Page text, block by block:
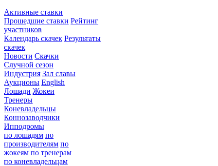
Активные ставки
Прошедшие ставки Рейтинг
участников
Календарь скачек Результаты
скачек
Новости Скачки
Случной сезон
Индустрия Зал славы
Аукционы English
Лошади Жокеи
Тренеры
Коневладельцы
Коннозаводчики
Ипподромы
по лошадям по
производителям по
жокеям по тренерам
по коневладельцам